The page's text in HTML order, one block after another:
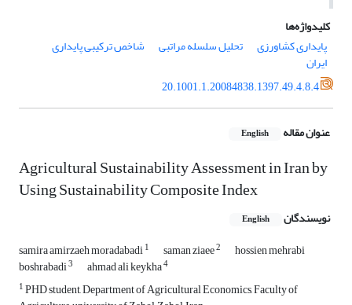
کلیدواژه‌ها
پایداری کشاورزی
تحلیل سلسله مراتبی شاخص ترکیبی پایداری
ایران
20.1001.1.20084838.1397.49.4.8.4
عنوان مقاله English
Agricultural Sustainability Assessment in Iran by
Using Sustainability Composite Index
نویسندگان English
samira amirzaeh moradabadi1 saman ziaee2 hossien mehrabi
boshrabadi3 ahmad ali keykha4
1PHD student, Department of Agricultural Economics, Faculty of